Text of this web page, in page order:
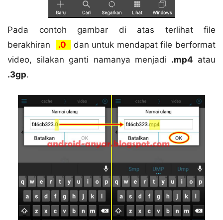
Pada contoh gambar di atas terlihat file
berakhiran
.0
dan untuk mendapat file berformat
video, silakan ganti namanya menjadi .mp4 atau
.3gp.